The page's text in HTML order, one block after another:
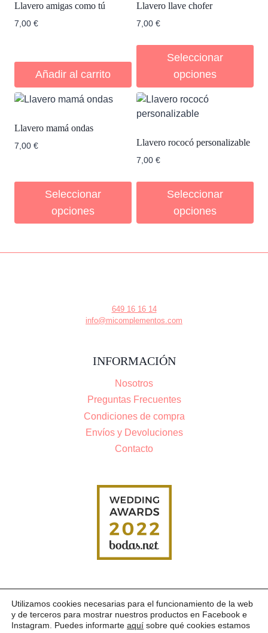
Llavero amigas como tú
7,00 €
Añadir al carrito
Llavero llave chofer
7,00 €
Seleccionar
opciones
Llavero mamá ondas
7,00 €
Seleccionar
opciones
Llavero rococó personalizable
7,00 €
Seleccionar
opciones
649 16 16 14
info@micomplementos.com
INFORMACIÓN
Nosotros
Preguntas Frecuentes
Condiciones de compra
Envíos y Devoluciones
Contacto
AVISO LEGAL POLÍTICA DE PRIVACIDAD COOKIES
Utilizamos cookies necesarias para el funcionamiento de la web
y de terceros para mostrar nuestros productos en Facebook e
Instagram. Puedes informarte aquí sobre qué cookies estamos